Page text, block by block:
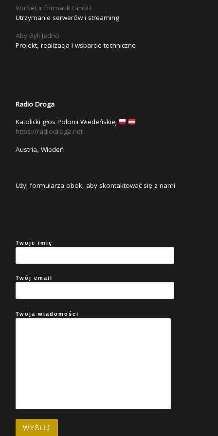
VorNet Informatik GmbH
Utrzymanie serwerów i streaming
Aby Byli Jedno
Projekt, realizacja i wsparcie techniczne
Radio Droga
Katolicki głos Polonii Wiedeńskiej
https://radiodroga.net
Austria, Wiedeń
Użyj formularza obok, aby skontaktować się z nami
Twoje imię
Twój email
Twoja wiadomości